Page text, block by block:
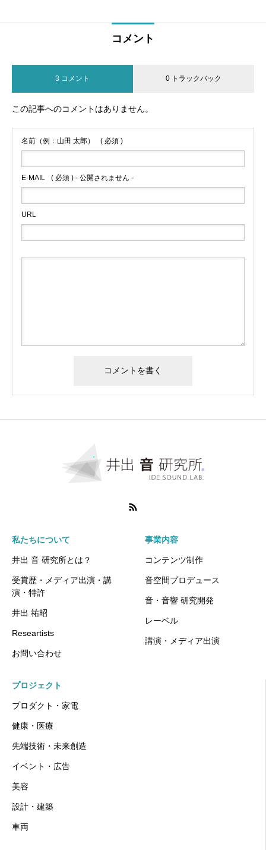
コメント
3 コメント 0 トラックバック
この記事へのコメントはありません。
名前（例：山田 太郎） ( 必須 )
E-MAIL ( 必須 ) - 公開されません -
URL
私たちについて
井出 音 研究所とは？
受賞歴・メディア出演・講
演・特許
井出 祐昭
Researtists
お問い合わせ
事業内容
コンテンツ制作
音空間プロデュース
音・音響 研究開発
レーベル
講演・メディア出演
プロジェクト
プロダクト・家電
健康・医療
先端技術・未来創造
イベント・広告
美容
設計・建築
車両